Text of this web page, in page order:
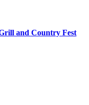
and Country Fest